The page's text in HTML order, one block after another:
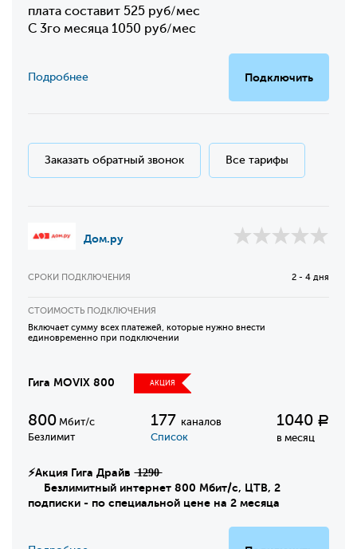
плата составит 525 руб/мес
С 3го месяца 1050 руб/мес
Подключить
Подробнее
Заказать обратный звонок Все тарифы
Дом.ру
СРОКИ ПОДКЛЮЧЕНИЯ 2 - 4 дня
СТОИМОСТЬ ПОДКЛЮЧЕНИЯ
Включает сумму всех платежей, которые нужно внести
единовременно при подключении
Гига MOVIX 800 АКЦИЯ
800 Мбит/с
Безлимит
177 каналов
Список
1040 Р
в месяц
⚡Акция Гига Драйв ̶1̶2̶9̶0̶
Безлимитный интернет 800 Мбит/с, ЦТВ, 2
подписки - по специальной цене на 2 месяца